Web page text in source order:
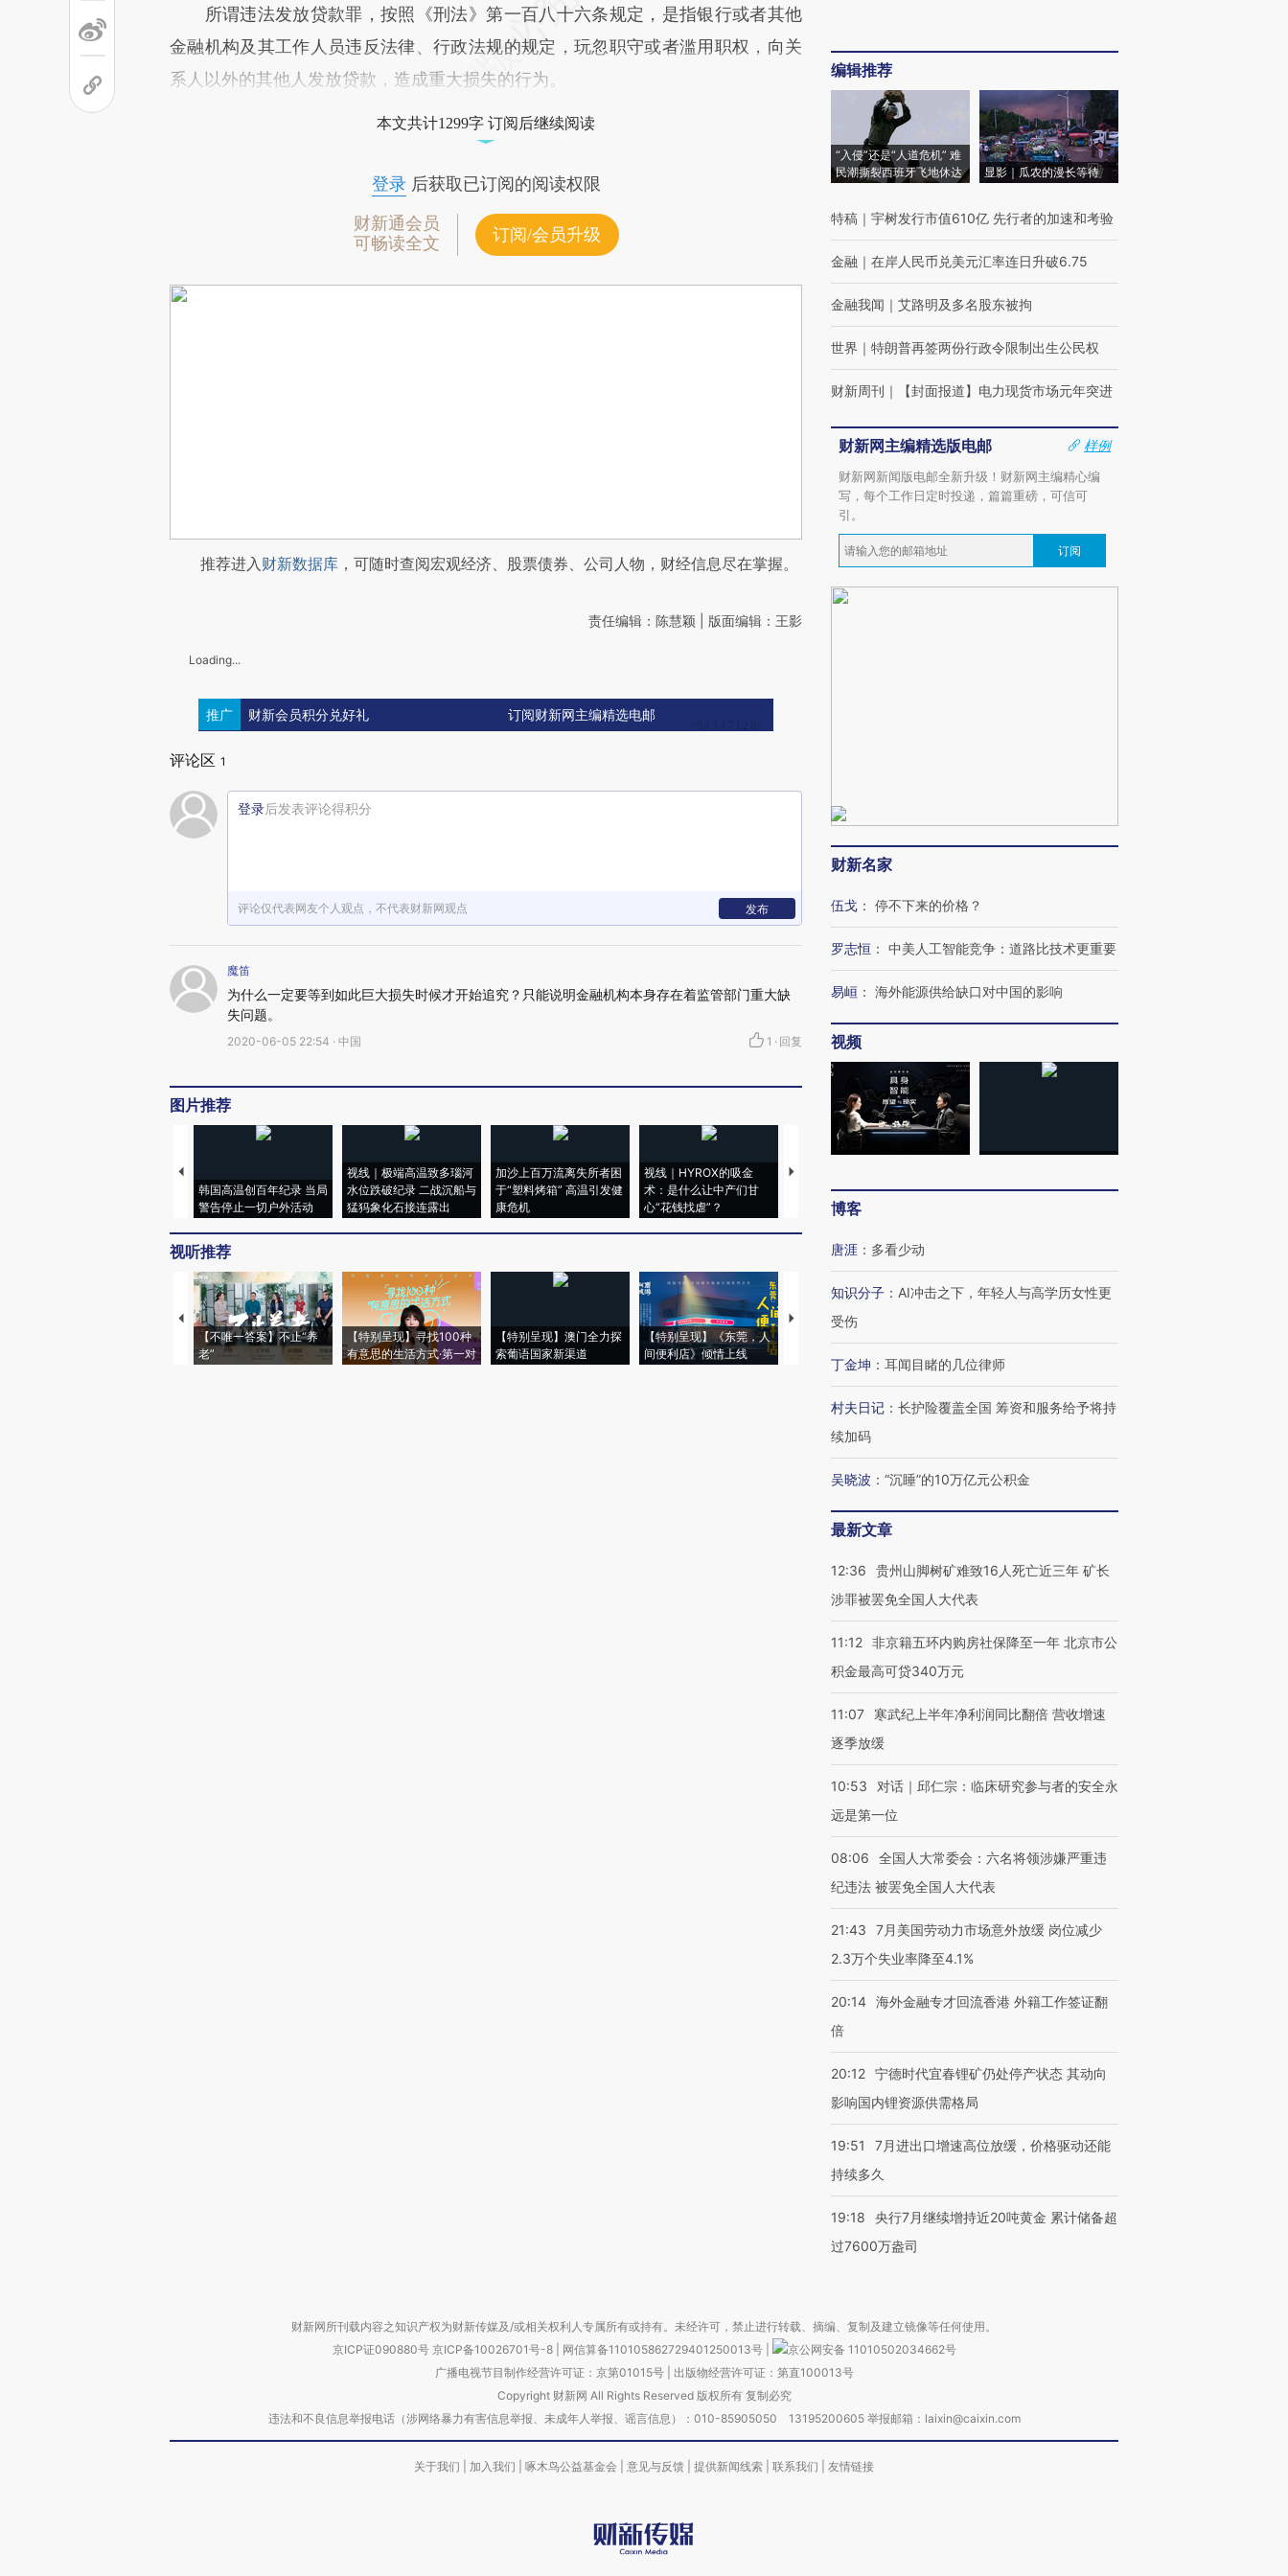
所谓违法发放贷款罪，按照《刑法》第一百八十六条规定，是指银行或者其他
金融机构及其工作人员违反法律、行政法规的规定，玩忽职守或者滥用职权，向关
系人以外的其他人发放贷款，造成重大损失的行为。
本文共计1299字 订阅后继续阅读
登录后获取已订阅的阅读权限
财新通会员
可畅读全文
订阅/会员升级
推荐进入财新数据库 ，可随时查阅宏观经济、股票债券、公司人物，财经信息尽在掌握。
责任编辑：陈慧颖 | 版面编辑：王影
Loading...
推广 财新会员积分兑好礼 订阅财新网主编精选电邮
评论区 1
登录后发表评论得积分
评论仅代表网友个人观点，不代表财新网观点 发布
魔笛
为什么一定要等到如此巨大损失时候才开始追究？只能说明金融机构本身存在着监管部门重大缺
失问题。
2020-06-05 22:54 · 中国 1 · 回复
图片推荐
韩国高温创百年纪录 当局
警告停止一切户外活动
视线｜极端高温致多瑙河
水位跌破纪录 二战沉船与
猛犸象化石接连露出
加沙上百万流离失所者困
于“塑料烤箱” 高温引发健
康危机
视线｜HYROX的吸金
术：是什么让中产们甘
心“花钱找虐”？
马航飞行员跨国走私7万
粒摇头丸 尿检体内含3种
度Z世代 用街头抗争将教
机”？难民潮撕裂西班牙
视听推荐
【不唯一答案】不止“养
老”
【特别呈现】寻找100种
有意思的生活方式·第一对
【特别呈现】澳门全力探
索葡语国家新渠道
【特别呈现】《东莞，人
间便利店》倾情上线
【推广】走进第四届链博
编辑推荐
“入侵”还是“人道危机” 难
民潮撕裂西班牙飞地休达
显影｜瓜农的漫长等待
特稿 ｜ 宇树发行市值610亿 先行者的加速和考验
金融 ｜ 在岸人民币兑美元汇率连日升破6.75
金融我闻 ｜ 艾路明及多名股东被拘
世界 ｜ 特朗普再签两份行政令限制出生公民权
财新周刊 ｜ 【封面报道】电力现货市场元年突进
财新网主编精选版电邮
样例
财新网新闻版电邮全新升级！财新网主编精心编
写，每个工作日定时投递，篇篇重磅，可信可
引。
订阅
财新名家
伍戈 ： 停不下来的价格？
罗志恒 ： 中美人工智能竞争：道路比技术更重要
易峘 ： 海外能源供给缺口对中国的影响
视频
博客
唐涯 ： 多看少动
知识分子 ： AI冲击之下，年轻人与高学历女性更
受伤
丁金坤 ： 耳闻目睹的几位律师
村夫日记 ： 长护险覆盖全国 筹资和服务给予将持
续加码
吴晓波 ： “沉睡”的10万亿元公积金
最新文章
12:36
贵州山脚树矿难致16人死亡近三年 矿长
涉罪被罢免全国人大代表
11:12 非京籍五环内购房社保降至一年 北京市公
积金最高可贷340万元
11:07
寒武纪上半年净利润同比翻倍 营收增速
逐季放缓
10:53
对话｜邱仁宗：临床研究参与者的安全永
远是第一位
08:06
全国人大常委会：六名将领涉嫌严重违
纪违法 被罢免全国人大代表
21:43
7月美国劳动力市场意外放缓 岗位减少
2.3万个失业率降至4.1%
20:14 海外金融专才回流香港 外籍工作签证翻
倍
20:12 宁德时代宜春锂矿仍处停产状态 其动向
影响国内锂资源供需格局
19:51
7月进出口增速高位放缓，价格驱动还能
持续多久
19:18
央行7月继续增持近20吨黄金 累计储备超
过7600万盎司
财新网所刊载内容之知识产权为财新传媒及/或相关权利人专属所有或持有。未经许可，禁止进行转载、摘编、复制及建立镜像等任何使用。
京ICP证090880号 京ICP备10026701号-8 网信算备110105862729401250013号
京公网安备 11010502034662号
广播电视节目制作经营许可证：京第01015号| 出版物经营许可证：第直100013号
Copyright 财新网 All Rights Reserved 版权所有 复制必究
违法和不良信息举报电话（涉网络暴力有害信息举报、未成年人举报、谣言信息）：010-85905050 13195200605 举报邮箱：laixin@caixin.com
关于我们 加入我们 啄木鸟公益基金会 意见与反馈 提供新闻线索 联系我们 友情链接